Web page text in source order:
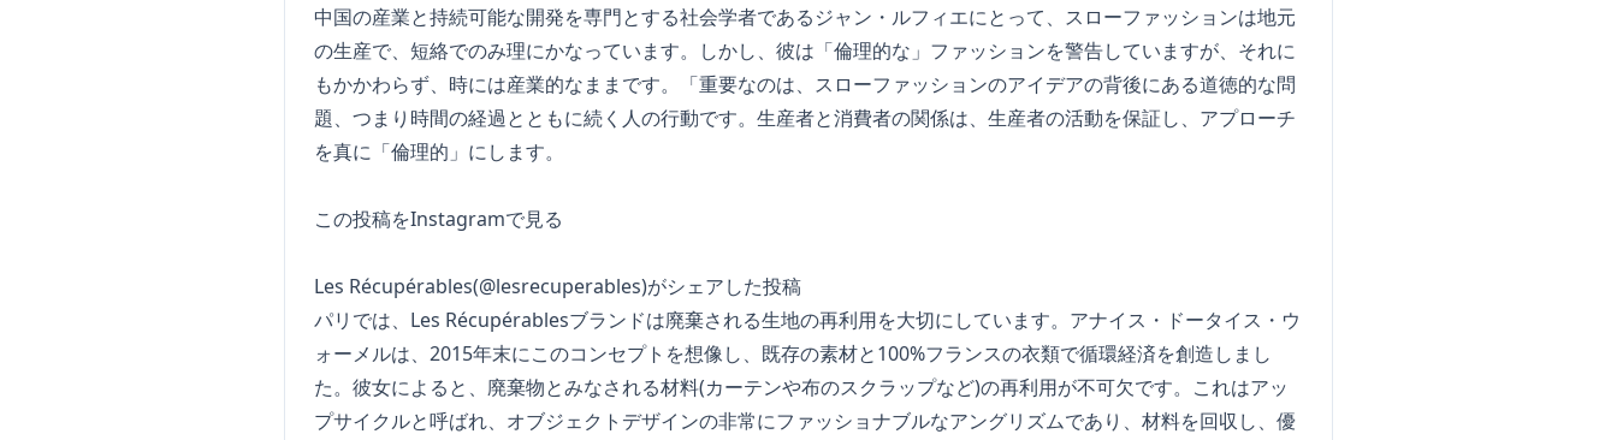
中国の産業と持続可能な開発を専門とする社会学者であるジャン・ルフィエにとって、スローファッションは地元
の生産で、短絡でのみ理にかなっています。しかし、彼は「倫理的な」ファッションを警告していますが、それに
もかかわらず、時には産業的なままです。「重要なのは、スローファッションのアイデアの背後にある道徳的な問
題、つまり時間の経過とともに続く人の行動です。生産者と消費者の関係は、生産者の活動を保証し、アプローチ
を真に「倫理的」にします。
この投稿をInstagramで見る
Les Récupérables(@lesrecuperables)がシェアした投稿
パリでは、Les Récupérablesブランドは廃棄される生地の再利用を大切にしています。アナイス・ドータイス・ウ
ォーメルは、2015年末にこのコンセプトを想像し、既存の素材と100%フランスの衣類で循環経済を創造しまし
た。彼女によると、廃棄物とみなされる材料(カーテンや布のスクラップなど)の再利用が不可欠です。これはアッ
プサイクルと呼ばれ、オブジェクトデザインの非常にファッショナブルなアングリズムであり、材料を回収し、優